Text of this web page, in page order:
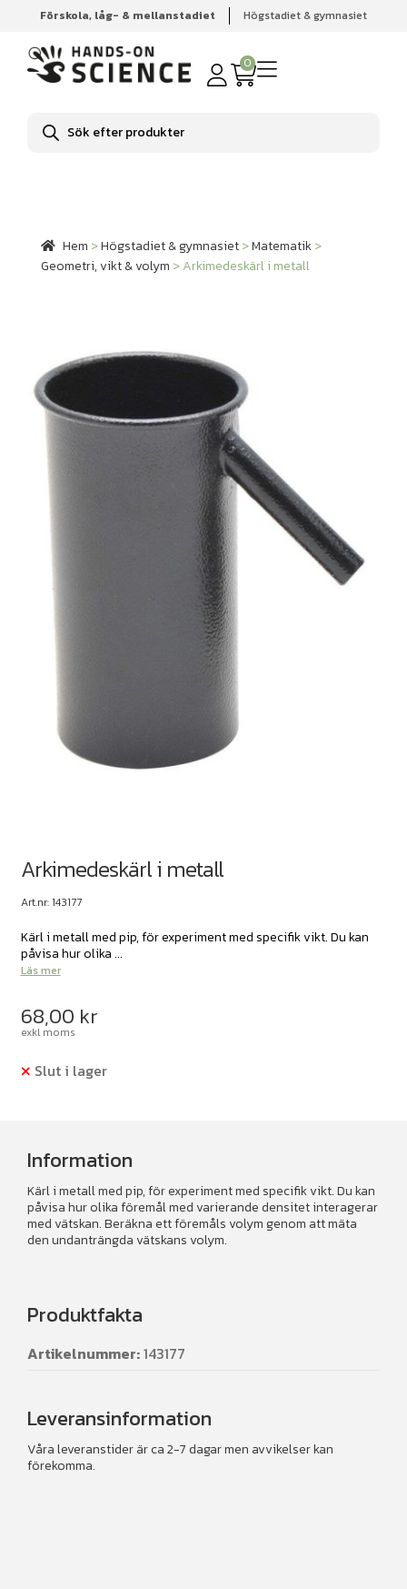
Förskola, låg- & mellanstadiet Högstadiet & gymnasiet
0
Produktsökning
Hem Högstadiet & gymnasiet Matematik
Geometri,
vikt & volym
Arkimedeskärl i metall
Hem >Högstadiet & gymnasiet>Matematik>
Geometri, vikt & volym >Arkimedeskärl i metall
Arkimedeskärl i metall
Art.nr: 143177
Kärl i metall med pip, för experiment med specifik vikt. Du kan
påvisa hur olika ...
Läs mer
68,00 kr
exkl moms
Slut i lager
Information
Kärl i metall med pip, för experiment med specifik vikt. Du kan
påvisa hur olika föremål med varierande densitet interagerar
med vätskan. Beräkna ett föremåls volym genom att mäta
den undanträngda vätskans volym.
Produktfakta
Artikelnummer:143177
Leveransinformation
Våra leveranstider är ca 2-7 dagar men avvikelser kan
förekomma.